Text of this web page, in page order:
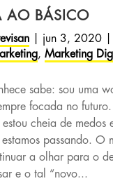
AO BÁSICO
| jun 3, 2020|
, Marketing
sabe: sou uma
focada no
cheia de medos
passando. O
a olhar para o
e o tal “novo...